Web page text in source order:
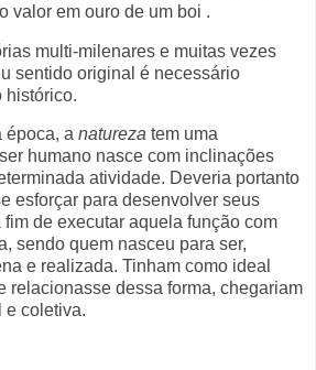
valor em ouro de um boi .
multi-milenares e muitas vezes
sentido original é necessário
histórico.
época, a natureza tem uma
humano nasce com inclinações
atividade. Deveria portanto
esforçar para desenvolver seus
fim de executar aquela função com
sendo quem nasceu para ser,
e realizada. Tinham como ideal
relacionasse dessa forma, chegariam
e coletiva.